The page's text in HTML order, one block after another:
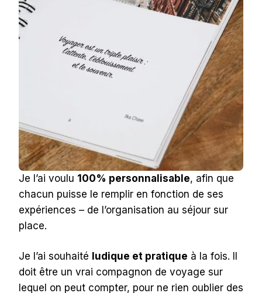
Je l’ai voulu 100% personnalisable, afin que
chacun puisse le remplir en fonction de ses
expériences – de l’organisation au séjour sur
place.
Je l’ai souhaité ludique et pratique à la fois. Il
doit être un vrai compagnon de voyage sur
lequel on peut compter, pour ne rien oublier des